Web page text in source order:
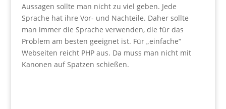
Aussagen sollte man nicht zu viel geben. Jede
Sprache hat ihre Vor- und Nachteile. Daher sollte
man immer die Sprache verwenden, die für das
Problem am besten geeignet ist. Für „einfache“
Webseiten reicht PHP aus. Da muss man nicht mit
Kanonen auf Spatzen schießen.